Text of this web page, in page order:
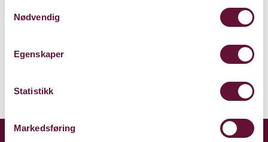
Nødvendig
Egenskaper
Statistikk
Markedsføring